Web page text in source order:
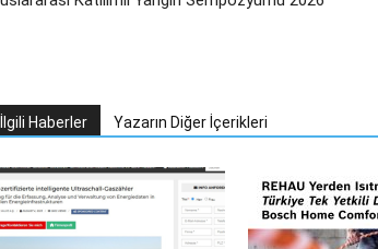
İlgili Haberler Yazarın Diğer İçerikleri